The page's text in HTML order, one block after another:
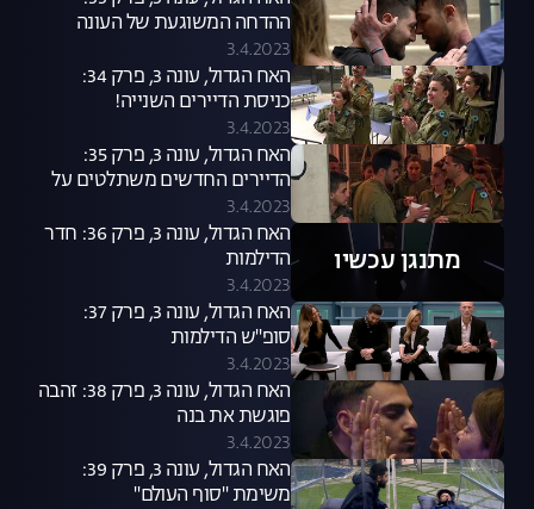
ההדחה המשוגעת של העונה
3.4.2023
האח הגדול, עונה 3, פרק 34:
כניסת הדיירים השנייה!
3.4.2023
האח הגדול, עונה 3, פרק 35:
הדיירים החדשים משתלטים על
הבית
3.4.2023
מתנגן עכשיו
האח הגדול, עונה 3, פרק 36: חדר
הדילמות
3.4.2023
האח הגדול, עונה 3, פרק 37:
סופ"ש הדילמות
3.4.2023
האח הגדול, עונה 3, פרק 38: זהבה
פוגשת את בנה
3.4.2023
האח הגדול, עונה 3, פרק 39:
משימת "סוף העולם"